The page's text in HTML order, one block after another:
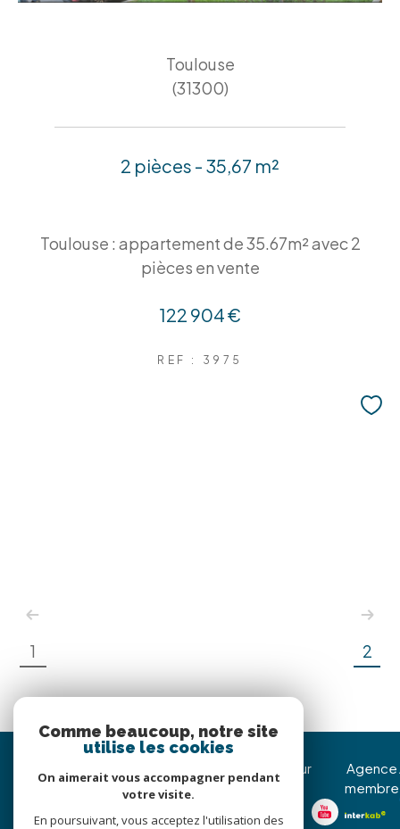
Toulouse
(31300)
2 pièces - 35,67 m²
Toulouse : appartement de 35.67m² avec 2
pièces en vente
122 904 €
REF : 3975
1 2
Nous suivre sur
Agence
membre
Comme beaucoup, notre site
utilise les cookies
On aimerait vous accompagner pendant
votre visite.
En poursuivant, vous acceptez l'utilisation des